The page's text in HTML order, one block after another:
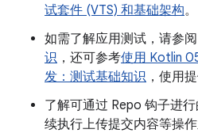
试套件 (VTS) 和基础架构。
如需了解应用测试，请参阅
识 ，还可参考使用 Kotlin
发：测试基础知识 ，使用
了解可通过 Repo 钩子进
续执行上传提交内容等操